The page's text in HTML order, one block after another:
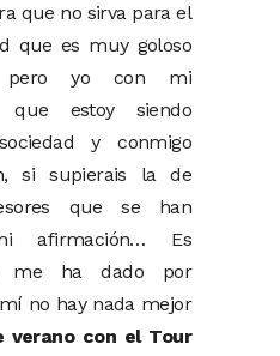
que no sirva para el
que es muy goloso
pero yo con mi
que estoy siendo
y conmigo
si supierais la de
que se han
afirmación… Es
me ha dado por
no hay nada mejor
verano con el Tour